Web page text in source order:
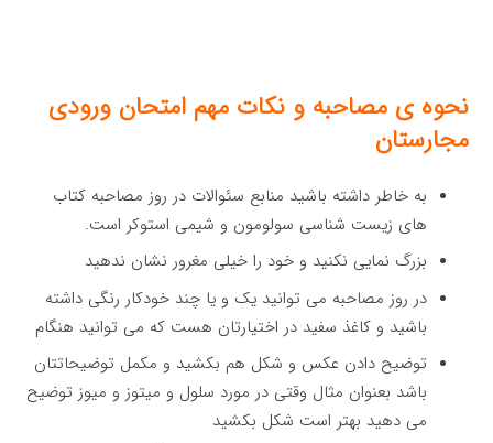
نحوه ی مصاحبه و نکات مهم امتحان ورودی
مجارستان
به خاطر داشته باشید منابع سئوالات در روز مصاحبه کتاب
های زیست شناسی سولومون و شیمی استوکر است.
بزرگ نمایی نکنید و خود را خیلی مغرور نشان ندهید
در روز مصاحبه می توانید یک و یا چند خودکار رنگی داشته
باشید و کاغذ سفید در اختیارتان هست که می توانید هنگام
توضیح دادن عکس و شکل هم بکشید و مکمل توضیحاتتان
باشد بعنوان مثال وقتی در مورد سلول و میتوز و میوز توضیح
می دهید بهتر است شکل بکشید